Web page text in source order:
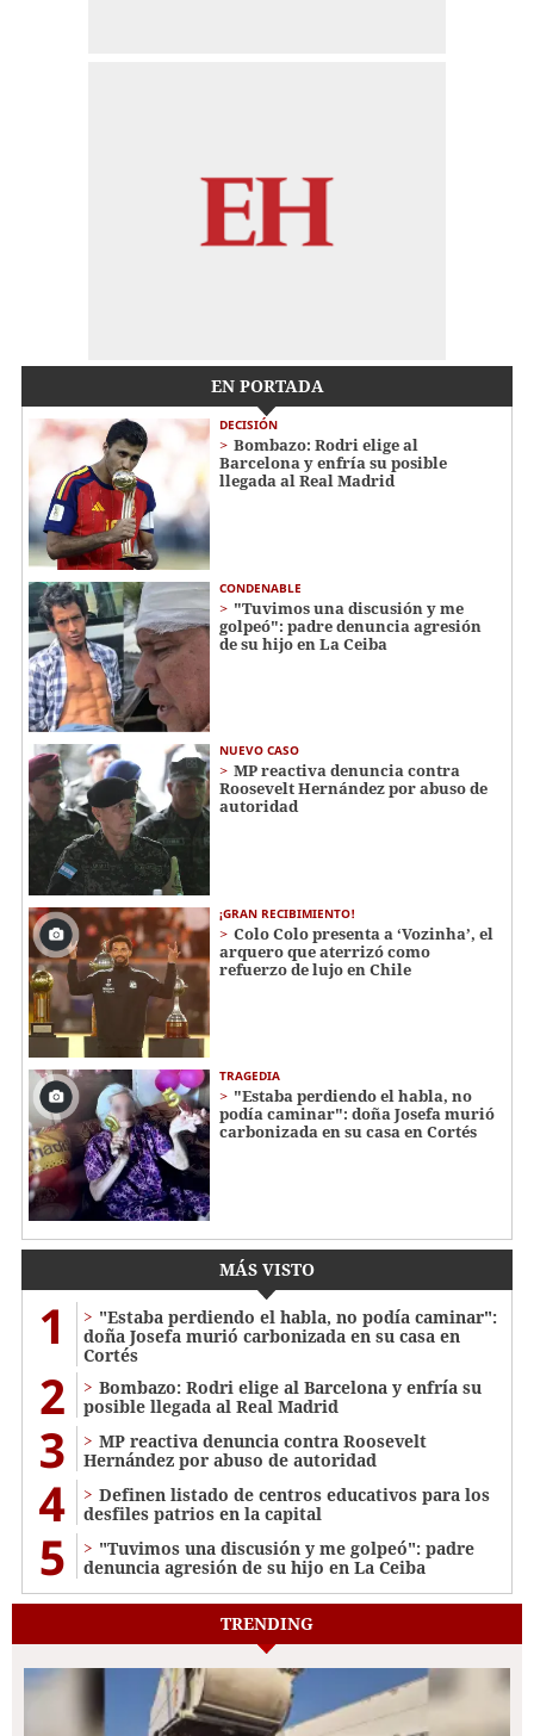
EN PORTADA
DECISIÓN
Bombazo: Rodri elige al
Barcelona y enfría su posible
llegada al Real Madrid
CONDENABLE
"Tuvimos una discusión y me
golpeó": padre denuncia agresión
de su hijo en La Ceiba
NUEVO CASO
MP reactiva denuncia contra
Roosevelt Hernández por abuso de
autoridad
¡GRAN RECIBIMIENTO!
Colo Colo presenta a ‘Vozinha’, el
arquero que aterrizó como
refuerzo de lujo en Chile
TRAGEDIA
"Estaba perdiendo el habla, no
podía caminar": doña Josefa murió
carbonizada en su casa en Cortés
MÁS VISTO
1
"Estaba perdiendo el habla, no podía caminar":
doña Josefa murió carbonizada en su casa en
Cortés
2
Bombazo: Rodri elige al Barcelona y enfría su
posible llegada al Real Madrid
3
MP reactiva denuncia contra Roosevelt
Hernández por abuso de autoridad
4
Definen listado de centros educativos para los
desfiles patrios en la capital
5
"Tuvimos una discusión y me golpeó": padre
denuncia agresión de su hijo en La Ceiba
TRENDING